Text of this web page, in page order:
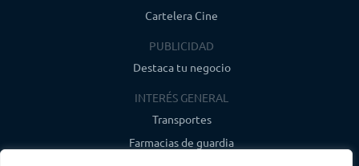
Cartelera Cine
PUBLICIDAD
Destaca tu negocio
INTERÉS GENERAL
Transportes
Farmacias de guardia